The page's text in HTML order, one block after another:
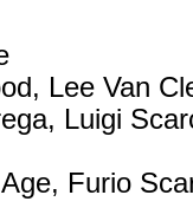
Lee Van
Luigi
Furio